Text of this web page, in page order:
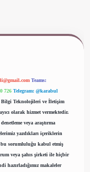
Teams:
726 Telegram: @karabul
Bilgi Teknolojileri ve İletişim
olarak hizmet vermektedir.
veya araştırma
yazdıkları içeriklerin
sorumluluğu kabul etmiş
veya şahıs şirketi ile hiçbir
hazırladığımız makaleler